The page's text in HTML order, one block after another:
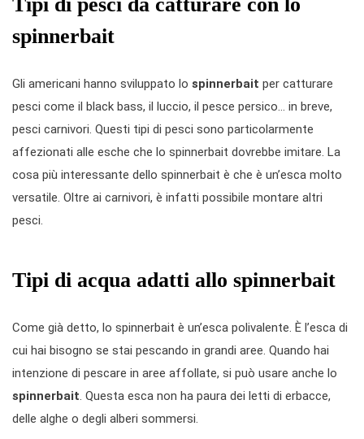
Tipi di pesci da catturare con lo
spinnerbait
Gli americani hanno sviluppato lo spinnerbait per catturare
pesci come il black bass, il luccio, il pesce persico… in breve,
pesci carnivori. Questi tipi di pesci sono particolarmente
affezionati alle esche che lo spinnerbait dovrebbe imitare. La
cosa più interessante dello spinnerbait è che è un’esca molto
versatile. Oltre ai carnivori, è infatti possibile montare altri
pesci.
Tipi di acqua adatti allo spinnerbait
Come già detto, lo spinnerbait è un’esca polivalente. È l’esca di
cui hai bisogno se stai pescando in grandi aree. Quando hai
intenzione di pescare in aree affollate, si può usare anche lo
spinnerbait. Questa esca non ha paura dei letti di erbacce,
delle alghe o degli alberi sommersi.